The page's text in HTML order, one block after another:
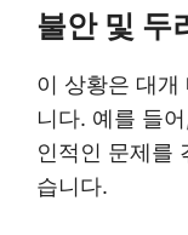
불안 및 두
이 상황은 대개
니다. 예를 들
인적인 문제를
습니다.